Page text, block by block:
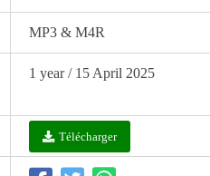
MP3 & M4R
1 year / 15 April 2025
Télécharger